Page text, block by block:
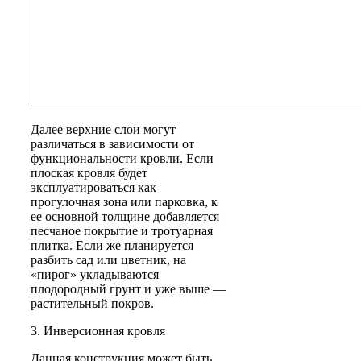
Далее верхние слои могут
различаться в зависимости от
функциональности кровли. Если
плоская кровля будет
эксплуатироваться как
прогулочная зона или парковка, к
ее основной толщине добавляется
песчаное покрытие и тротуарная
плитка. Если же планируется
разбить сад или цветник, на
«пирог» укладываются
плодородный грунт и уже выше —
растительный покров.
3. Инверсионная кровля
Данная конструкция может быть